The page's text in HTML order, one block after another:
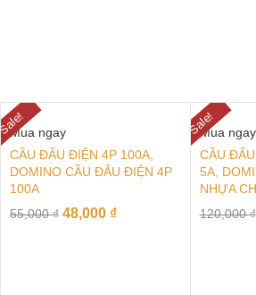
Sale!
Mua ngay
CẦU ĐẤU ĐIỆN 4P 100A,
DOMINO CẦU ĐẤU ĐIỆN 4P
100A
55,000₫ 48,000 ₫
Sale!
Mua ngay
CẦU
5A,
NHỰA
120,000₫